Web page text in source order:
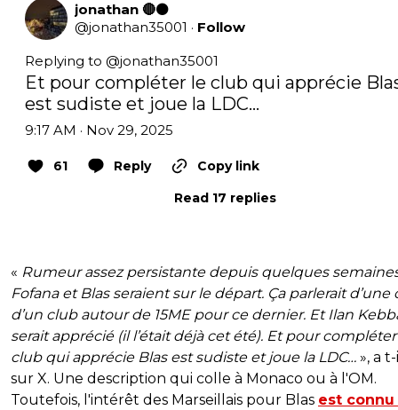
jonathan 🔴⚫️
@jonathan35001 · Follow
Replying to @jonathan35001
Et pour compléter le club qui apprécie
est sudiste et joue la LDC…
9:17 AM · Nov 29, 2025
61 Reply
Copy link
Read 17 replies
« Rumeur assez persistante depuis quelques
Fofana et Blas seraient sur le départ. Ça parlerait d’une
d’un club autour de 15ME pour ce dernier. Et Ilan
serait apprécié (il l’était déjà cet été). Et pour
club qui apprécie Blas est sudiste et joue la LDC… », a
sur X. Une description qui colle à Monaco ou à l'OM.
Toutefois, l'intérêt des Marseillais pour Blas est